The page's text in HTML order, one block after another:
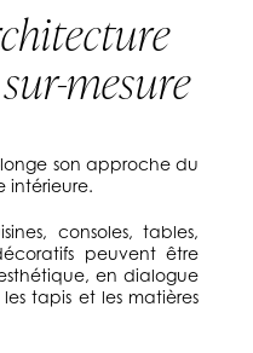
mesure
son approche du
intérieure.
consoles, tables,
peuvent être
en dialogue
tapis et les matières